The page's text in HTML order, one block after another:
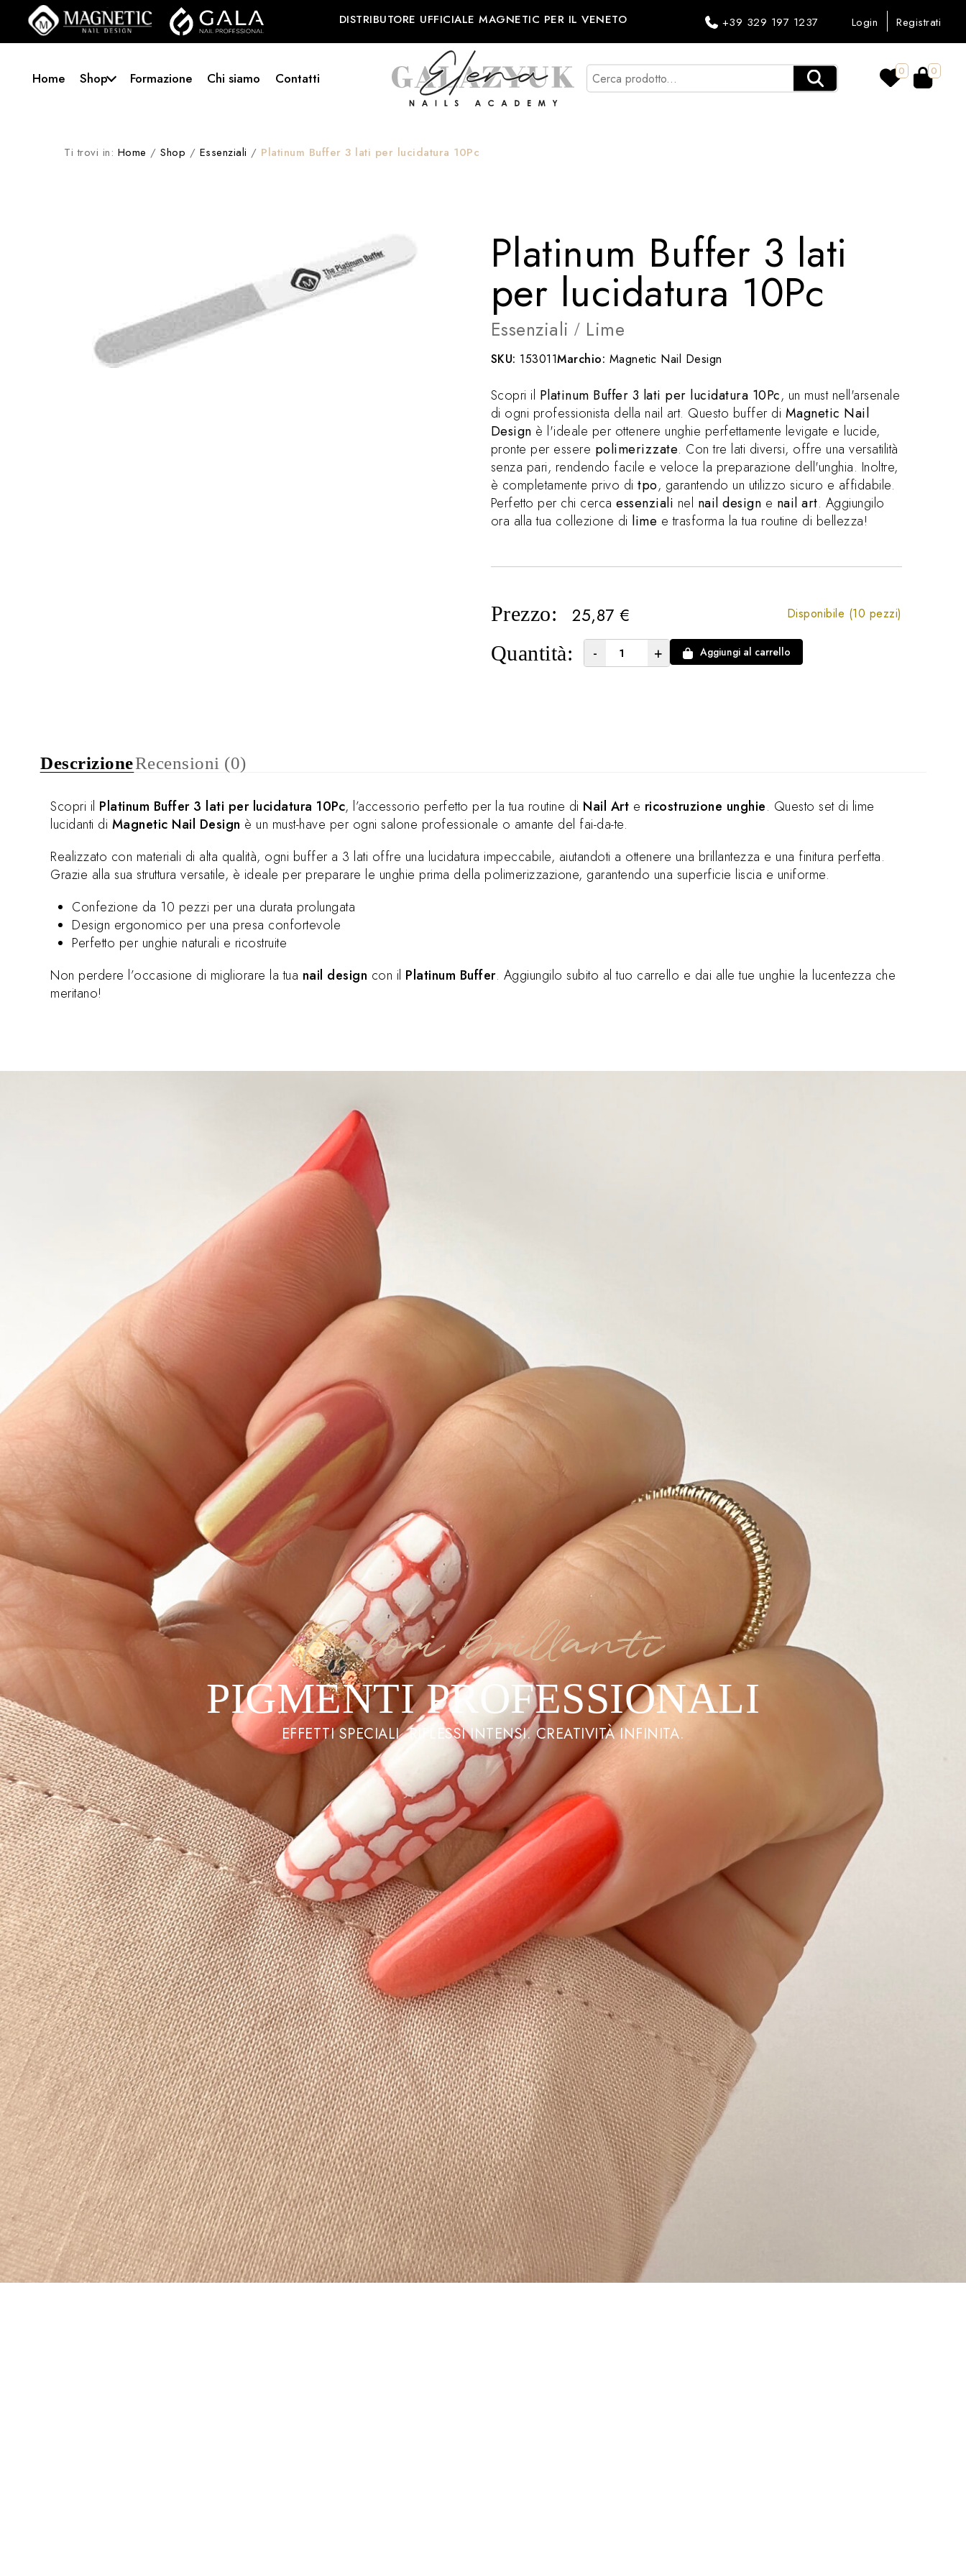
DISTRIBUTORE UFFICIALE MAGNETIC PER IL VENETO +39 329 197 1237 Login Registrati
Home Shop Formazione Chi siamo Contatti 0 0
Ti trovi in: Home /Shop / Essenziali / Platinum Buffer 3 lati per lucidatura 10Pc
Platinum Buffer 3 lati
per lucidatura 10Pc
Essenziali / Lime
SKU: 153011Marchio: Magnetic Nail Design
Scopri il Platinum Buffer 3 lati per lucidatura 10Pc, un must nell'arsenale
di ogni professionista della nail art. Questo buffer di Magnetic Nail
Design è l'ideale per ottenere unghie perfettamente levigate e lucide,
pronte per essere polimerizzate. Con tre lati diversi, offre una versatilità
senza pari, rendendo facile e veloce la preparazione dell'unghia. Inoltre,
è completamente privo ditpo, garantendo un utilizzo sicuro e affidabile.
Perfetto per chi cercaessenziali nel nail design e nail art. Aggiungilo
ora alla tua collezione di lime e trasforma la tua routine di bellezza!
Prezzo: 25,87€ Disponibile (10 pezzi)
Quantità: - + Aggiungi al carrello
DescrizioneRecensioni (0)
Scopri il Platinum Buffer 3 lati per lucidatura 10Pc, l’accessorio perfetto per la tua routine di Nail Art e ricostruzione unghie. Questo set di lime
lucidanti di Magnetic Nail Design è un must-have per ogni salone professionale o amante del fai-da-te.
Realizzato con materiali di alta qualità, ogni buffer a 3 lati offre una lucidatura impeccabile, aiutandoti a ottenere una brillantezza e una finitura perfetta.
Grazie alla sua struttura versatile, è ideale per preparare le unghie prima della polimerizzazione, garantendo una superficie liscia e uniforme.
Confezione da 10 pezzi per una durata prolungata
Design ergonomico per una presa confortevole
Perfetto per unghie naturali e ricostruite
Non perdere l’occasione di migliorare la tua nail design con il Platinum Buffer. Aggiungilo subito al tuo carrello e dai alle tue unghie la lucentezza che
meritano!
Colori brillanti
PIGMENTI PROFESSIONALI
EFFETTI SPECIALI. RIFLESSI INTENSI. CREATIVITÀ INFINITA.